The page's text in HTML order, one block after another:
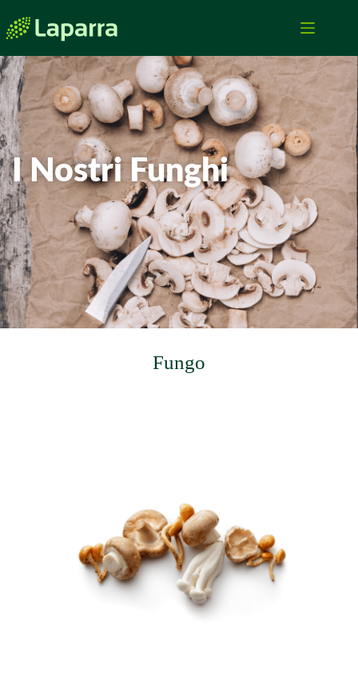
I Nostri Funghi
Fungo